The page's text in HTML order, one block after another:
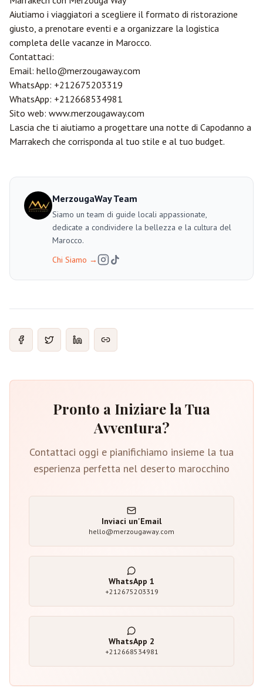
Aiutiamo i viaggiatori a scegliere il formato di ristorazione
giusto, a prenotare eventi e a organizzare la logistica
completa delle vacanze in Marocco.
Contattaci:
Email: hello@merzougaway.com
WhatsApp: +212675203319
WhatsApp: +212668534981
Sito web: www.merzougaway.com
Lascia che ti aiutiamo a progettare una notte di Capodanno a
Marrakech che corrisponda al tuo stile e al tuo budget.
MerzougaWay Team
Siamo un team di guide locali appassionate,
dedicate a condividere la bellezza e la cultura del
Marocco.
Chi Siamo →
Pronto a Iniziare la Tua
Avventura?
Contattaci oggi e pianifichiamo insieme la tua
esperienza perfetta nel deserto marocchino
Inviaci un'Email
hello@merzougaway.com
WhatsApp 1
+212675203319
WhatsApp 2
+212668534981